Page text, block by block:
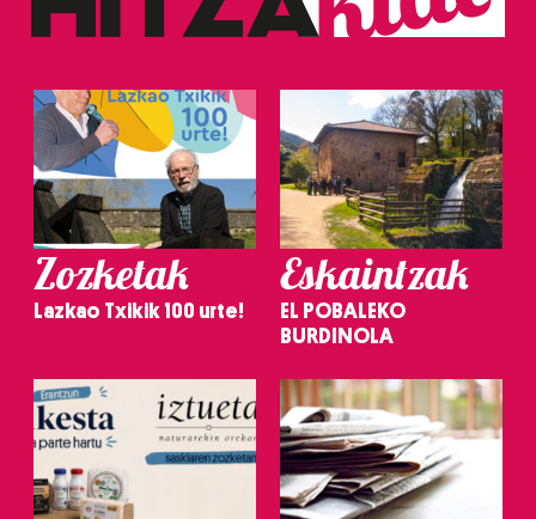
Zozketak
Lazkao Txikik 100 urte!
Eskaintzak
EL POBALEKO
BURDINOLA